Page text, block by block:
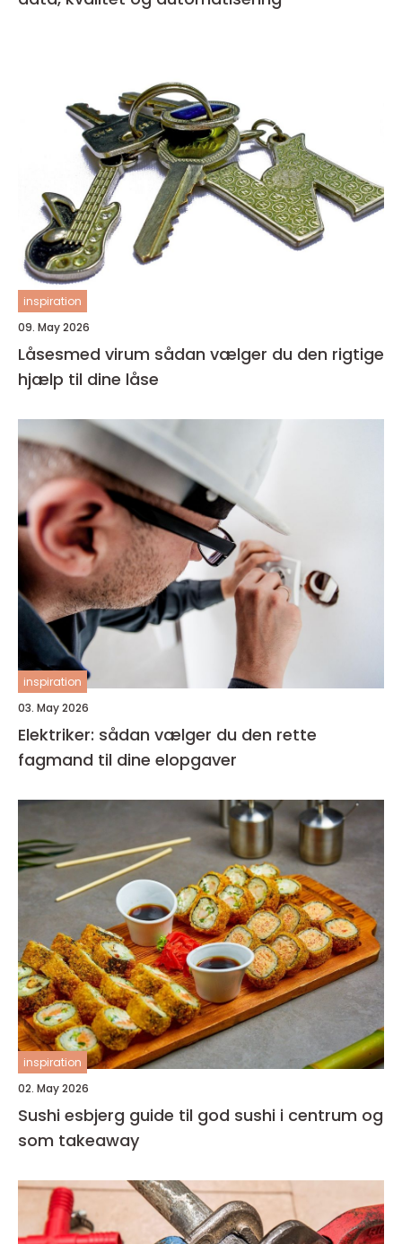
inspiration
09. May 2026
Låsesmed virum sådan vælger du den rigtige
hjælp til dine låse
inspiration
03. May 2026
Elektriker: sådan vælger du den rette
fagmand til dine elopgaver
inspiration
02. May 2026
Sushi esbjerg guide til god sushi i centrum og
som takeaway